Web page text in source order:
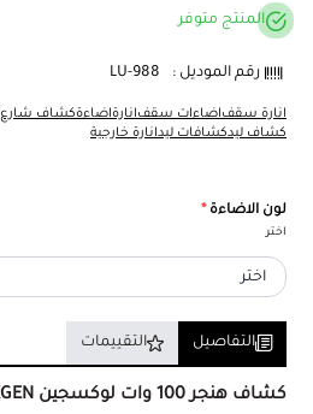
المنتج متوفر
رقم الموديل : LU-988
انارة سقفاضاءات سقفانارةاضاءةكشاف شارع
كشاف ليدكشافات ليدانارة خارجية
لون الاضاءة *
اختر
التفاصيل التقييمات
كشاف هنجر 100 وات لوكسجين LUXGEN